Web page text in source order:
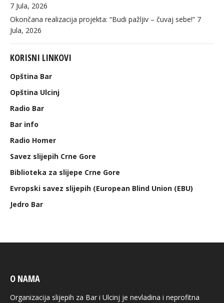
7 Jula, 2026
Okončana realizacija projekta: “Budi pažljiv – čuvaj sebe!” 7
Jula, 2026
KORISNI LINKOVI
Opština Bar
Opština Ulcinj
Radio Bar
Bar info
Radio Homer
Savez slijepih Crne Gore
Biblioteka za slijepe Crne Gore
Evropski savez slijepih (European Blind Union (EBU)
Jedro Bar
O NAMA
Organizacija slijepih za Bar i Ulcinj je nevladina i neprofitna